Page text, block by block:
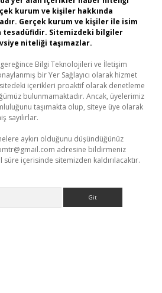
kurum ve kişiler hakkında
Gerçek kurum ve kişiler ile isim
Sitemizdeki bilgiler
niteliği taşımazlar.
gereğince Bilgi Teknolojileri ve İletişim
bir Yer Sağlayıcı olarak hizmet
içerikleri proaktif olarak denetleme
bulunmamaktadır. Ancak, üyelerimiz
taşımakta olup, siteye üye olarak
sayılırlar.
aykırı olduğunu düşündüğünüz
adresine bildirmeniz
içerisinde sitemizden kaldırılacaktır.